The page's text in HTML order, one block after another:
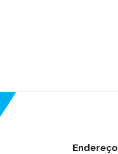
Endereço